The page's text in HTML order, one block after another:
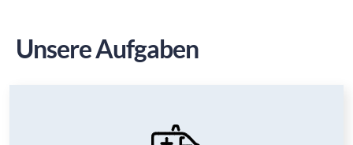
Unsere Aufgaben